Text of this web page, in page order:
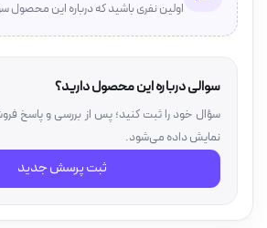
اولین نفری باشید که درباره این
سوالی درباره این محصول دارید؟
سؤال خود را ثبت کنید؛ پس از بررسی و پاسخ
نمایش داده می‌شود.
ثبت پرسش جدید